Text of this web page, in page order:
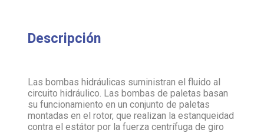
Descripción
Las bombas hidráulicas suministran el fluido al
circuito hidráulico. Las bombas de paletas basan
su funcionamiento en un conjunto de paletas
montadas en el rotor, que realizan la estanqueidad
contra el estátor por la fuerza centrífuga de giro